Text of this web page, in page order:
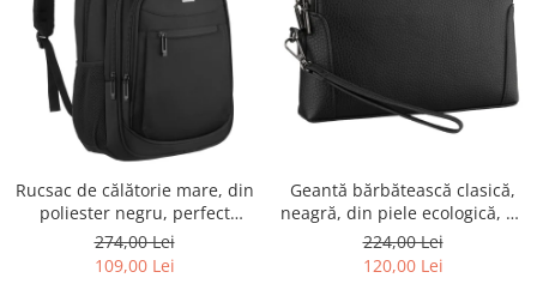
Rucsac de călătorie mare, din
poliester negru, perfect
pentru bagajul de mână -
Rovicky PTR-R-BHX-05-1020
274,00 Lei
109,00 Lei
Geantă bărbătească clasică,
neagră, din piele ecologică, cu
fermoar - Rovicky PTR-R-SDR-
01-1631 BLACK
224,00 Lei
120,00 Lei